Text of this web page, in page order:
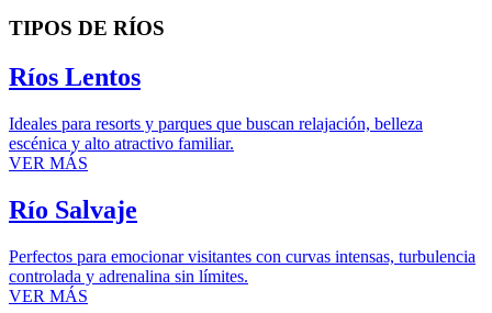
TIPOS DE RÍOS
Ríos Lentos
Ideales para resorts y parques que buscan relajación, belleza
escénica y alto atractivo familiar.
VER MÁS
Río Salvaje
Perfectos para emocionar visitantes con curvas intensas, turbulencia
controlada y adrenalina sin límites.
VER MÁS